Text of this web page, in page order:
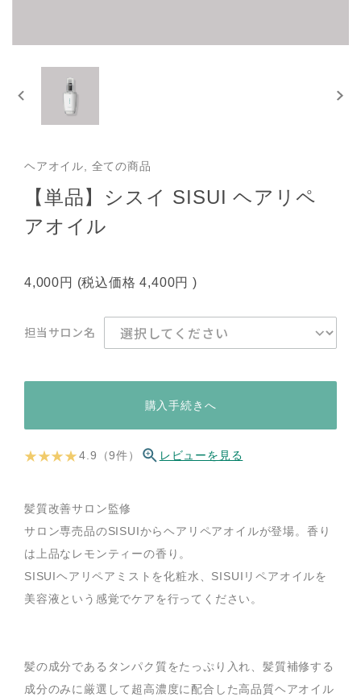
ヘアオイル, 全ての商品
【単品】シスイ SISUI ヘアリペ
アオイル
4,000円 (税込価格4,400円 )
担当サロン名
購入手続きへ
★ ★ ★ ★ 4.9（9件） レビューを見る
髪質改善サロン監修
サロン専売品のSISUIからヘアリペアオイルが登場。香り
は上品なレモンティーの香り。
SISUIヘアリペアミストを化粧水、SISUIリペアオイルを
美容液という感覚でケアを行ってください。
髪の成分であるタンパク質をたっぷり入れ、髪質補修する
成分のみに厳選して超高濃度に配合した高品質ヘアオイル